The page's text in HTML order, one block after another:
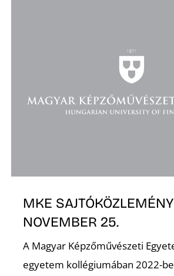
MKE
NOVEMBER 25.
A Magyar Képzőművészeti
egyetem kollégiumában 2022-